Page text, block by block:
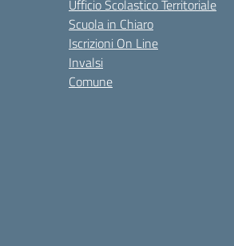
Ufficio Scolastico Territoriale
Scuola in Chiaro
Iscrizioni On Line
Invalsi
Comune